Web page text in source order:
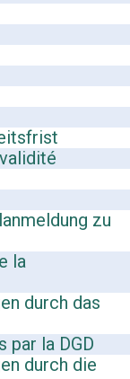
zu
la
durch das
par la DGD
durch die